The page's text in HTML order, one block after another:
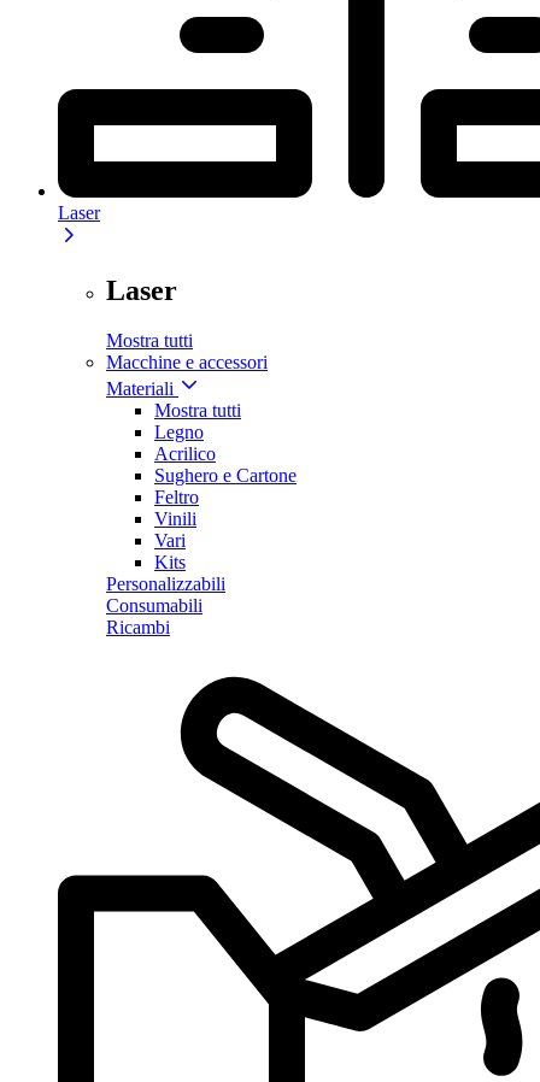
Laser
Laser
Mostra tutti
Macchine e accessori
Materiali
Mostra tutti
Legno
Acrilico
Sughero e Cartone
Feltro
Vinili
Vari
Kits
Personalizzabili
Consumabili
Ricambi